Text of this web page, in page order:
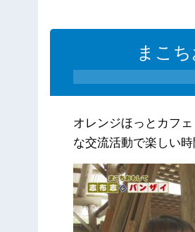
まこ
オレンジほっとカフ
な交流活動で楽しい